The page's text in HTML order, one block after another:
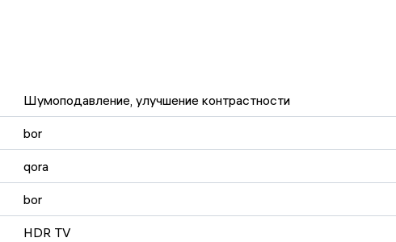
Шумоподавление, улучшение контрастности
bor
qora
bor
HDR TV